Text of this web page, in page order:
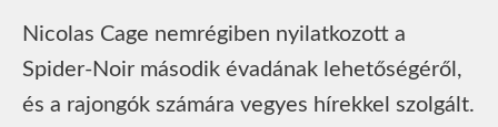
Nicolas Cage nemrégiben nyilatkozott a
Spider-Noir második évadának lehetőségéről,
és a rajongók számára vegyes hírekkel szolgált.